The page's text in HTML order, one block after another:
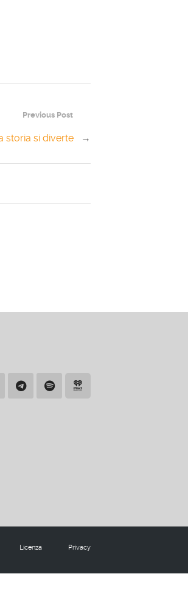
Previous Post
storia si diverte →
Licenza Privacy